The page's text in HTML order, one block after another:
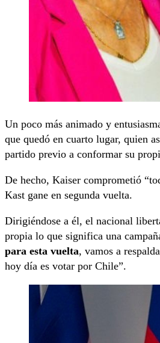
Un poco más animado y
que quedó en cuarto lugar, quien
partido previo a conformar su
De hecho, Kaiser comprometió
Kast gane en segunda vuelta.
Dirigiéndose a él, el nacional
propia lo que significa una
para esta vuelta, vamos a
hoy día es votar por Chile”.